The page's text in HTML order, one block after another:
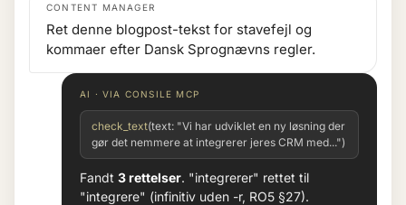
CONTENT MANAGER
Ret denne blogpost-tekst for stavefejl og
kommaer efter Dansk Sprognævns regler.
AI · VIA CONSILE MCP
check_text(text: "Vi har udviklet en ny løsning der
gør det nemmere at integrerer jeres CRM med...")
Fandt 3 rettelser. "integrerer" rettet til
"integrere" (infinitiv uden -r, RO5 §27).